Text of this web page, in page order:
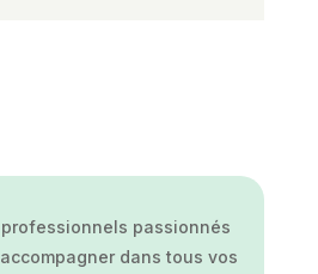
passionnés
dans tous vos